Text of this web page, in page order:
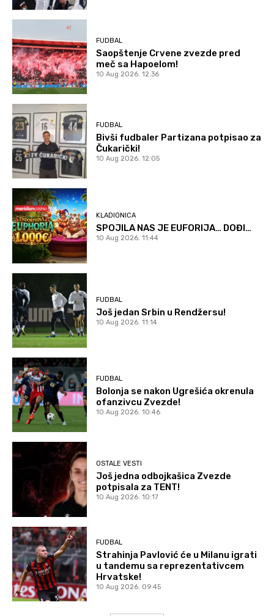
FUDBAL
Saopštenje Crvene zvezde pred
meč sa Hapoelom!
10 Aug 2026. 12:36
FUDBAL
Bivši fudbaler Partizana potpisao za
Čukarički!
10 Aug 2026. 12:05
KLADIONICA
SPOJILA NAS JE EUFORIJA… DOĐI…
10 Aug 2026. 11:44
FUDBAL
Još jedan Srbin u Rendžersu!
10 Aug 2026. 11:14
FUDBAL
Bolonja se nakon Ugrešića okrenula
ofanzivcu Zvezde!
10 Aug 2026. 10:46
OSTALE VESTI
Još jedna odbojkašica Zvezde
potpisala za TENT!
10 Aug 2026. 10:17
FUDBAL
Strahinja Pavlović će u Milanu igrati
u tandemu sa reprezentativcem
Hrvatske!
10 Aug 2026. 09:45